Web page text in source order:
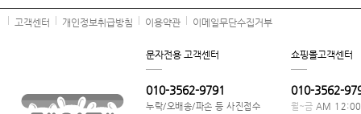
고객센터 개인정보취급방침 이용약관 이메일무단수집거부
문자전용 고객센터
010-3562-9791
누락/오배송/파손 등 사진접수
쇼핑몰고객센터
010-3562-
월~금 AM 12:00